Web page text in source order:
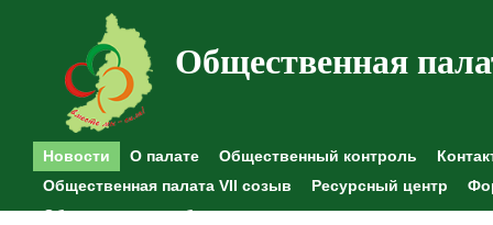
Общественная
Новости О палате Общественный контроль
Общественная палата VII созыв
Ресурсный центр
Общественные наблюдения